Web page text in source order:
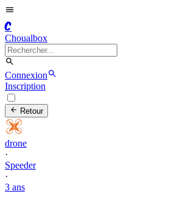
C
Choualbox
Connexion
Inscription
Retour
drone
·
Speeder
·
3 ans